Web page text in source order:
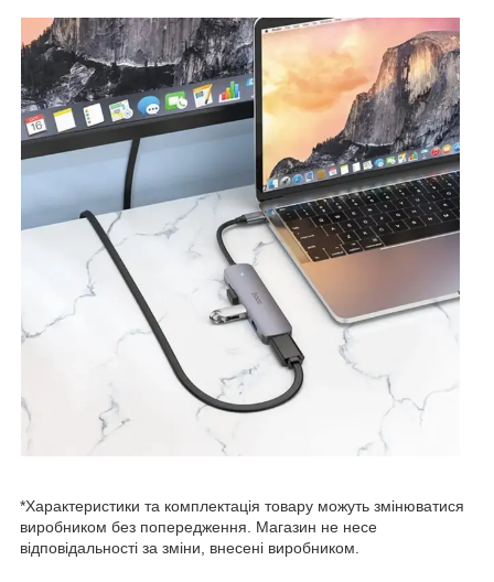
*Характеристики та комплектація товару можуть змінюватися
виробником без попередження. Магазин не несе
відповідальності за зміни, внесені виробником.